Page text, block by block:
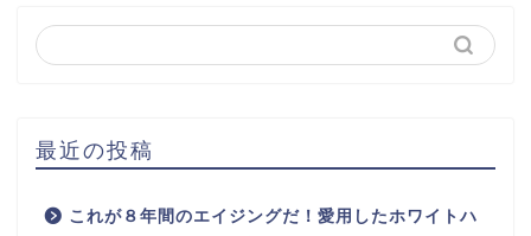
最近の投稿
これが８年間のエイジングだ！愛用したホワイトハ